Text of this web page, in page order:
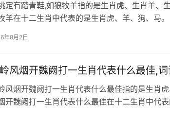
定有踏青鞋,如狼牧羊指的是生肖虎、生肖羊、
羊在十二生肖中代表的是生肖虎、羊、狗、马。
年8月2日
风烟开魏阙打一生肖代表什么最佳,
风烟开魏阙打一生肖代表什么最佳指的是生肖
开魏阙打一生肖代表什么最佳在十二生肖中代